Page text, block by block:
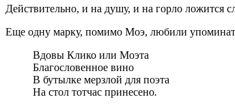
Действительно, и на душу, и на горло ложится
Еще одну марку, помимо Моэ, любили
Вдовы Клико или Моэта
Благословенное вино
В бутылке мерзлой для поэта
На стол тотчас принесено.